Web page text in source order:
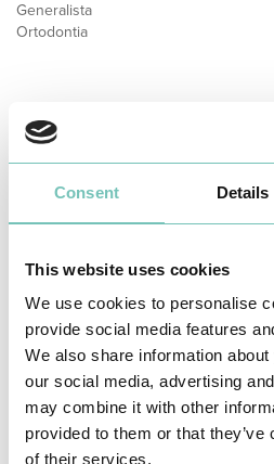
Consent Details
This website uses cookies
We use cookies to personalise
provide social media features
We also share information
our social media, advertising
may combine it with other
provided to them or that
of their services.
Generalista
Ortodontia